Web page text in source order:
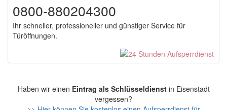
0800-880204300
Ihr schneller, professioneller und günstiger Service für
Türöffnungen.
Haben wir einen Eintrag als Schlüsseldienstin Eisenstadt
vergessen?